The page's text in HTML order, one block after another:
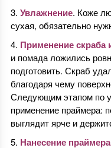
Увлажнение. Коже
сухая, обязательно
Применение скраба
и помада ложились
подготовить. Скраб
благодаря чему
Следующим этапом по
применение праймера:
выглядит ярче и
Нанесение